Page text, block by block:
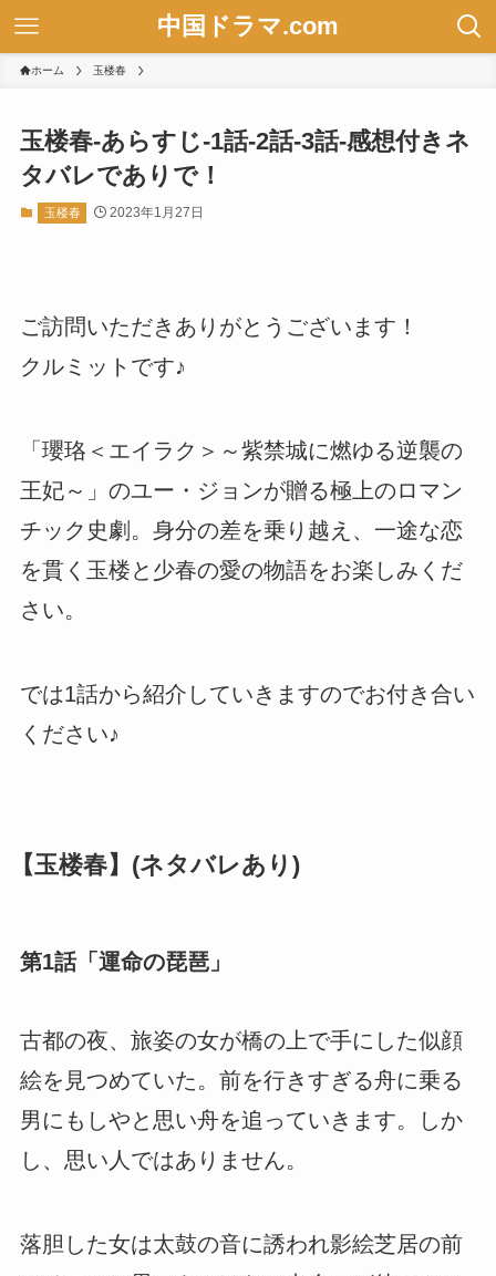
中国ドラマ.com
ホーム 玉楼春
玉楼春-あらすじ-1話-2話-3話-感想付きネ
タバレでありで！
玉楼春 2023年1月27日
ご訪問いただきありがとうございます！
クルミットです♪
「瓔珞＜エイラク＞～紫禁城に燃ゆる逆襲の
王妃～」のユー・ジョンが贈る極上のロマン
チック史劇。身分の差を乗り越え、一途な恋
を貫く玉楼と少春の愛の物語をお楽しみくだ
さい。
では1話から紹介していきますのでお付き合い
ください♪
【玉楼春】(ネタバレあり)
第1話「運命の琵琶」
古都の夜、旅姿の女が橋の上で手にした似顔
絵を見つめていた。前を行きすぎる舟に乗る
男にもしやと思い舟を追っていきます。しか
し、思い人ではありません。
落胆した女は太鼓の音に誘われ影絵芝居の前